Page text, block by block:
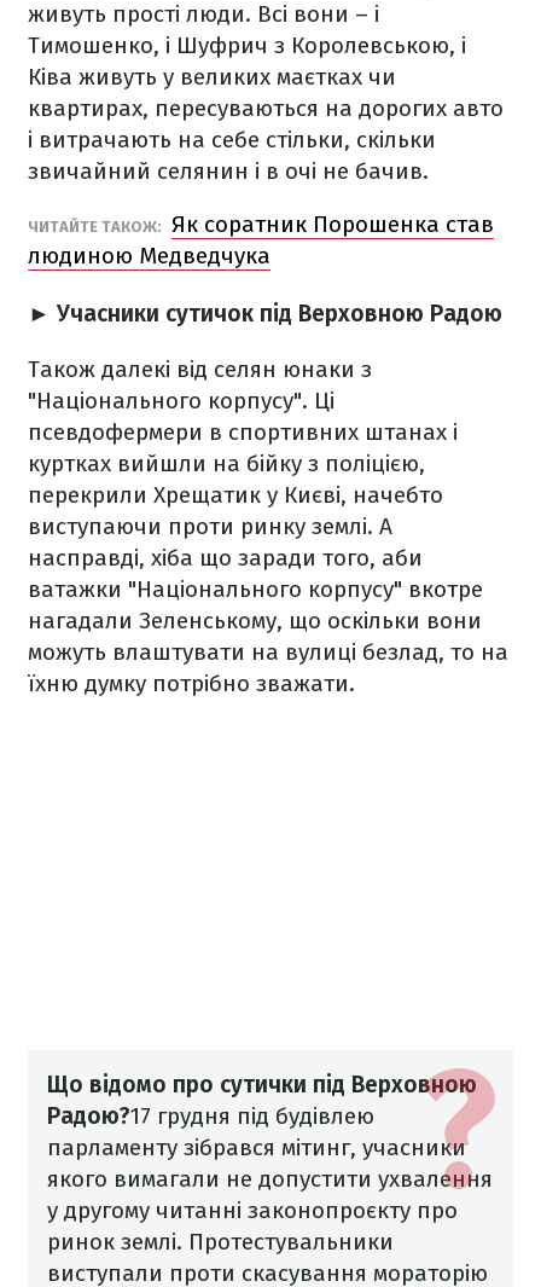
живуть прості люди. Всі вони – і
Тимошенко, і Шуфрич з Королевською, і
Ківа живуть у великих маєтках чи
квартирах, пересуваються на дорогих авто
і витрачають на себе стільки, скільки
звичайний селянин і в очі не бачив.
ЧИТАЙТЕ ТАКОЖ: Як соратник Порошенка став
людиною Медведчука
► Учасники сутичок під Верховною Радою
Також далекі від селян юнаки з
"Національного корпусу". Ці
псевдофермери в спортивних штанах і
куртках вийшли на бійку з поліцією,
перекрили Хрещатик у Києві, начебто
виступаючи проти ринку землі. А
насправді, хіба що заради того, аби
ватажки "Національного корпусу" вкотре
нагадали Зеленському, що оскільки вони
можуть влаштувати на вулиці безлад, то на
їхню думку потрібно зважати.
Що відомо про сутички під Верховною
Радою?17 грудня під будівлею
парламенту зібрався мітинг, учасники
якого вимагали не допустити ухвалення
у другому читанні законопроєкту про
ринок землі. Протестувальники
виступали проти скасування мораторію